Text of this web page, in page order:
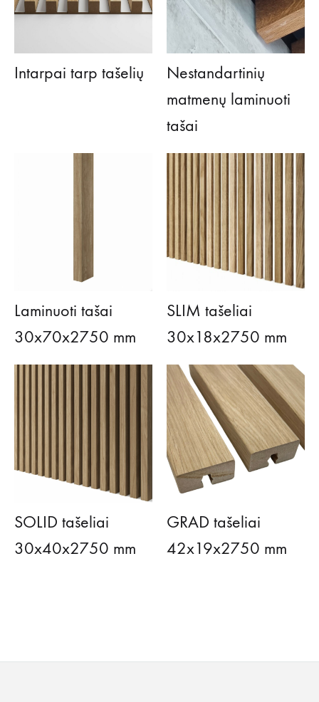
Intarpai tarp tašelių
Nestandartinių
matmenų laminuoti
tašai
Laminuoti tašai
30x70x2750 mm
SLIM tašeliai
30x18x2750 mm
SOLID tašeliai
30x40x2750 mm
GRAD tašeliai
42x19x2750 mm